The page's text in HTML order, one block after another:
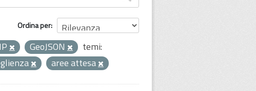
Ordina per
GeoJSON
temi:
aree attesa